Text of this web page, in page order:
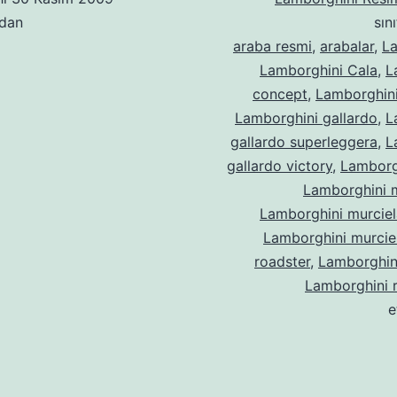
araba resmi, arabalar,
Lamborghini Cala,
concept,
Lamborghini gallardo,
gallardo superleggera,
gallardo victory,
Lamborghini
Lamborghini
Lamborghini
roadster,
Lamborghini